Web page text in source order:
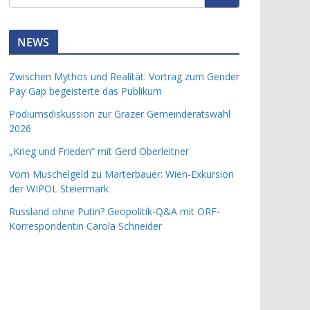
NEWS
Zwischen Mythos und Realität: Vortrag zum Gender
Pay Gap begeisterte das Publikum
Podiumsdiskussion zur Grazer Gemeinderatswahl
2026
„Krieg und Frieden“ mit Gerd Oberleitner
Vom Muschelgeld zu Marterbauer: Wien-Exkursion
der WIPOL Steiermark
Russland ohne Putin? Geopolitik-Q&A mit ORF-
Korrespondentin Carola Schneider